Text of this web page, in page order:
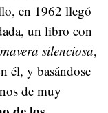
en 1962 llegó
un libro con
silenciosa,
él, y basándose
de muy